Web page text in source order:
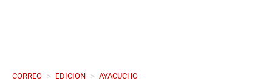
CORREO > EDICION > AYACUCHO